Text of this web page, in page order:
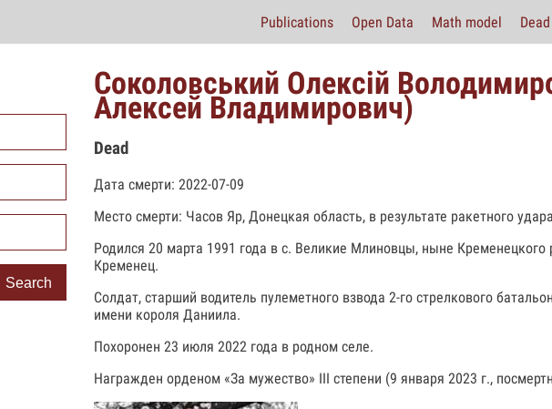
Publications Open Data Math model
Search
Соколовський Олексій
Алексей Владимирович)
Dead
Дата смерти: 2022-07-09
Место смерти: Часов Яр, Донецкая область, в результате ракетного
Родился 20 марта 1991 года в с. Великие Млиновцы, ныне Кременецкого
Кременец.
Солдат, старший водитель пулеметного взвода 2-го стрелкового
имени короля Даниила.
Похоронен 23 июля 2022 года в родном селе.
Награжден орденом «За мужество» III степени (9 января 2023 г.,